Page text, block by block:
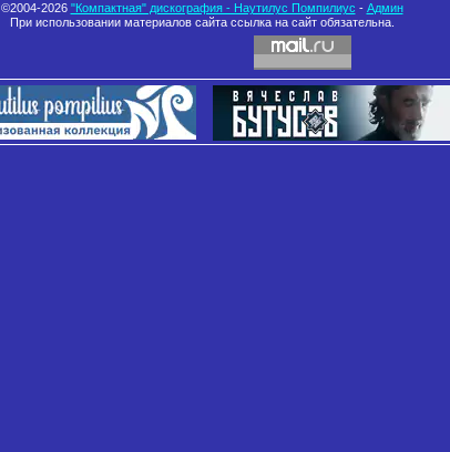
©2004-2026 "Компактная" дискография - Наутилус Помпилиус - Админ
При использовании материалов сайта ссылка на сайт обязательна.